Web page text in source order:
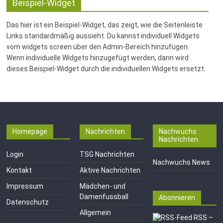
Beispiel-Widget
Das hier ist ein Beispiel-Widget, das zeigt, wie die Seitenleiste
Links standardmäßig aussieht. Du kannst individuell Widgets
vom widgets screen über den Admin-Bereich hinzufügen.
Wenn individuelle Widgets hinzugefügt werden, dann wird
dieses Beispiel-Widget durch die individuellen Widgets ersetzt.
Homepage
Login
Kontakt
Impressum
Datenschutz
Nachrichten
TSG Nachrichten
Aktive Nachrichten
Mädchen- und
Damenfussball
Allgemein
Nachwuchs
Nachrichten
Nachwuchs News
Abonnieren
RSS –